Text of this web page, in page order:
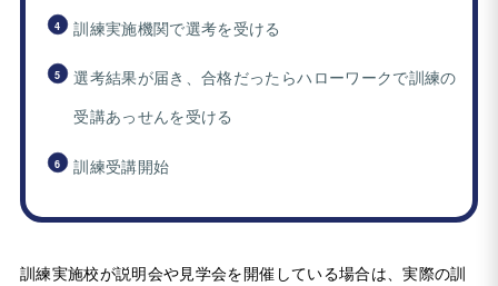
訓練実施機関で選考を受ける
選考結果が届き、合格だったらハローワークで訓練の
受講あっせんを受ける
訓練受講開始
訓練実施校が説明会や見学会を開催している場合は、実際の訓